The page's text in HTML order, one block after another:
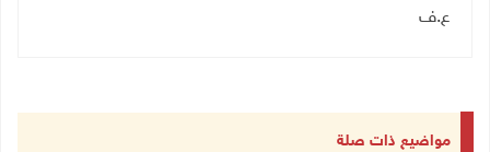
ع.ف
مواضيع ذات صلة